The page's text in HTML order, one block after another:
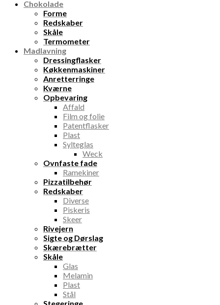
Chokolade
Forme
Redskaber
Skåle
Termometer
Madlavning
Dressingflasker
Køkkenmaskiner
Anretterringe
Kværne
Opbevaring
Affald
Film og folie
Patentflasker
Plast
Sylteglas
Weck
Ovnfaste fade
Ramekiner
Pizzatilbehør
Redskaber
Diverse
Piskeris
Skeer
Rivejern
Sigte og Dørslag
Skærebrætter
Skåle
Glas
Melamin
Plast
Stål